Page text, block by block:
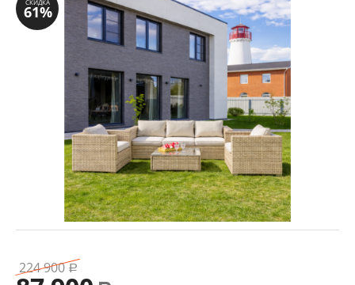
СКИДКА
61%
224 900 Р